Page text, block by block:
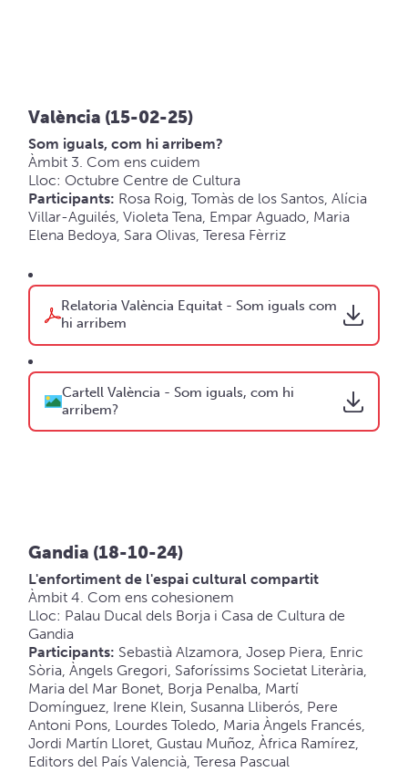
València (15-02-25)
Som iguals, com hi arribem?
Àmbit 3. Com ens cuidem
Lloc: Octubre Centre de Cultura
Participants: Rosa Roig, Tomàs de los Santos, Alícia
Villar-Aguilés, Violeta Tena, Empar Aguado, Maria
Elena Bedoya, Sara Olivas, Teresa Fèrriz
Relatoria València Equitat - Som iguals com
hi arribem
Cartell València - Som iguals, com hi
arribem?
Gandia (18-10-24)
L'enfortiment de l'espai cultural compartit
Àmbit 4. Com ens cohesionem
Lloc: Palau Ducal dels Borja i Casa de Cultura de
Gandia
Participants: Sebastià Alzamora, Josep Piera, Enric
Sòria, Àngels Gregori, Saforíssims Societat Literària,
Maria del Mar Bonet, Borja Penalba, Martí
Domínguez, Irene Klein, Susanna Lliberós, Pere
Antoni Pons, Lourdes Toledo, Maria Àngels Francés,
Jordi Martín Lloret, Gustau Muñoz, Àfrica Ramírez,
Editors del País Valencià, Teresa Pascual